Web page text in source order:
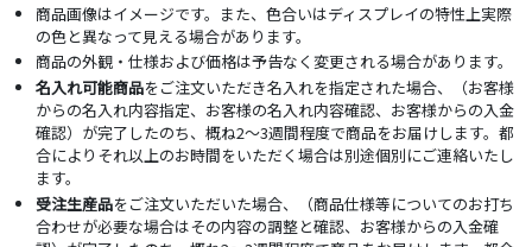
商品画像はイメージです。また、色合いはディスプレイの特性上実際
の色と異なって見える場合があります。
商品の外観・仕様および価格は予告なく変更される場合があります。
名入れ可能商品をご注文いただき名入れを指定された場合、（お客様
からの名入れ内容指定、お客様の名入れ内容確認、お客様からの入金
確認）が完了したのち、概ね2～3週間程度で商品をお届けします。都
合によりそれ以上のお時間をいただく場合は別途個別にご連絡いたし
ます。
受注生産品をご注文いただいた場合、（商品仕様等についてのお打ち
合わせが必要な場合はその内容の調整と確認、お客様からの入金確